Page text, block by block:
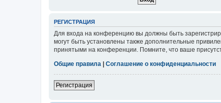
РЕГИСТРАЦИЯ
Для входа на конференцию вы должны быть
могут быть установлены также дополнительные
принятыми на конференции. Помните, что ваше
Общие правила
Соглашение о конфиденциальности
Регистрация